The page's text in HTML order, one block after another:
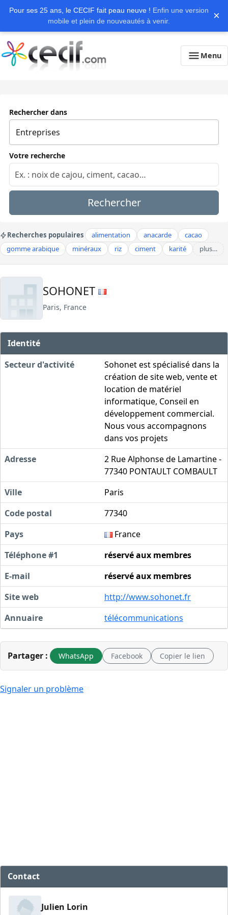
Pour ses 25 ans, le CECIF fait peau neuve ! Enfin une version
mobile et plein de nouveautés à venir.
×
Menu
Rechercher dans
Votre recherche
Rechercher
Recherches populaires alimentation anacarde
cacao
gomme arabique
minéraux riz ciment karité plus…
SOHONET
Paris, France
Identité
Secteur d'activité
Sohonet est spécialisé dans la
création de site web, vente et
location de matériel
informatique, Conseil en
développement commercial.
Nous vous accompagnons
dans vos projets
Adresse
2 Rue Alphonse de Lamartine -
77340 PONTAULT COMBAULT
Ville
Paris
Code postal
77340
Pays
France
Téléphone #1
réservé aux membres
E-mail
réservé aux membres
Site web
http://www.sohonet.fr
Annuaire
télécommunications
Partager : WhatsApp Facebook Copier le lien
Signaler un problème
Contact
Julien Lorin